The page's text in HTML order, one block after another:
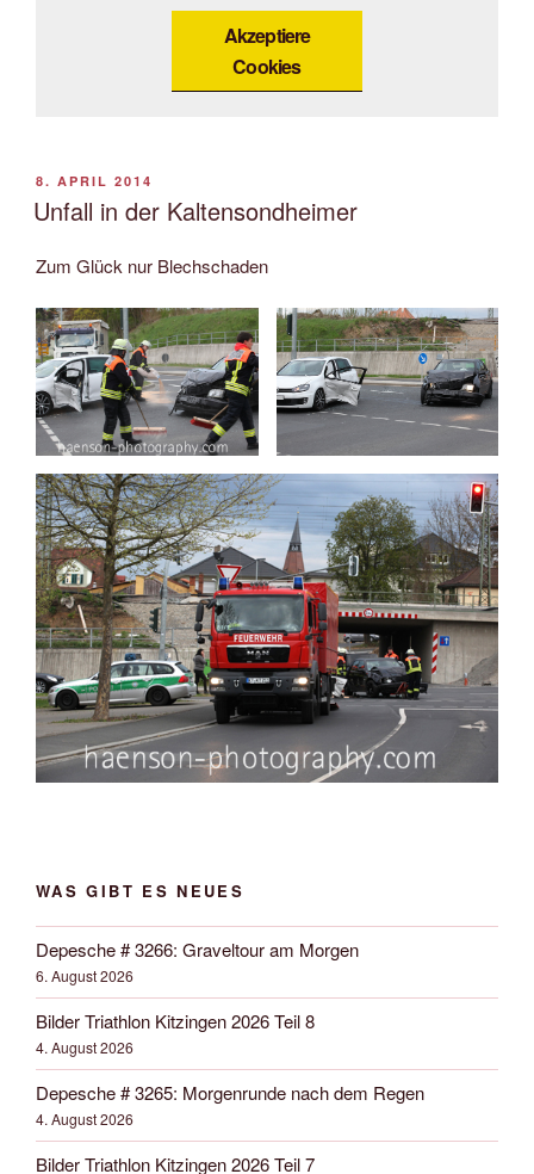
Akzeptiere
Cookies
VERÖFFENTLICHT
AM
8. APRIL 2014
Unfall in der Kaltensondheimer
Zum Glück nur Blechschaden
WAS GIBT ES NEUES
Depesche # 3266: Graveltour am Morgen
6. August 2026
Bilder Triathlon Kitzingen 2026 Teil 8
4. August 2026
Depesche # 3265: Morgenrunde nach dem Regen
4. August 2026
Bilder Triathlon Kitzingen 2026 Teil 7